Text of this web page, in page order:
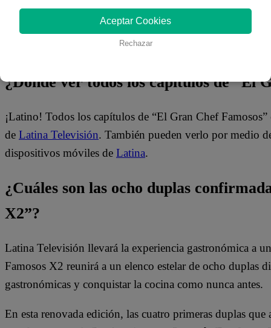
¿Dónde ver todos los capítulos de “El
¡Latino! Todos los capítulos de “El Gran Chef
de Latina Televisión. También pueden verlo por medio
dispositivos móviles de Latina.
¿Cuáles son las ocho duplas
X2”?
Latina Televisión llevará la experiencia gastronómica a
Famosos X2 reunirá a un elenco estelar de ocho duplas
gastronómicas y conquistar la cocina como nunca antes.
En esta renovada edición, las cuatro primeras duplas
Aceptar Cookies
Rechazar